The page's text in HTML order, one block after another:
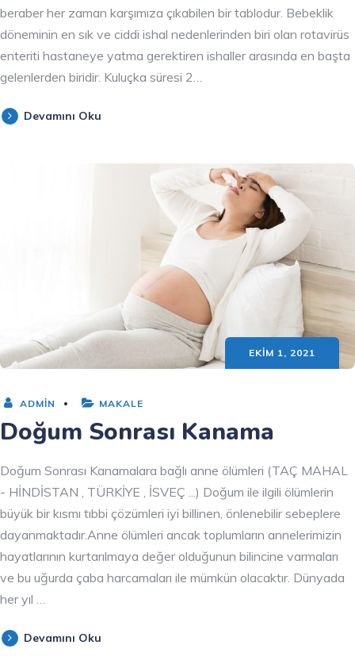
beraber her zaman karşımıza çıkabilen bir tablodur. Bebeklik
döneminin en sık ve ciddi ishal nedenlerinden biri olan rotavirüs
enteriti hastaneye yatma gerektiren ishaller arasında en başta
gelenlerden biridir. Kuluçka süresi 2…
Devamını Oku
EKIM 1, 2021
ADMIN MAKALE
Doğum Sonrası Kanama
Doğum Sonrası Kanamalara bağlı anne ölümleri (TAÇ MAHAL
- HİNDİSTAN , TÜRKİYE , İSVEÇ ...) Doğum ile ilgili ölümlerin
büyük bir kısmı tıbbi çözümleri iyi billinen, önlenebilir sebeplere
dayanmaktadır.Anne ölümleri ancak toplumların annelerimizin
hayatlarının kurtarılmaya değer olduğunun bilincine varmaları
ve bu uğurda çaba harcamaları ile mümkün olacaktır. Dünyada
her yıl …
Devamını Oku